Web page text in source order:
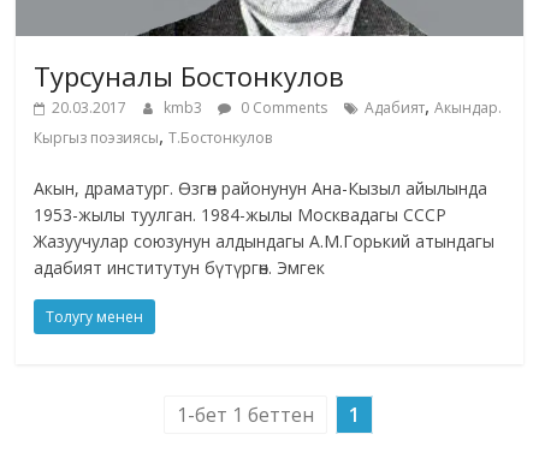
Турсуналы Бостонкулов
20.03.2017 kmb3 0 Comments Адабият,Акындар.
Кыргыз поэзиясы,Т.Бостонкулов
Акын, драматург. Өзгөн районунун Ана-Кызыл айылында
1953-жылы туулган. 1984-жылы Москвадагы СССР
Жазуучулар союзунун алдындагы А.М.Горький атындагы
адабият институтун бүтүргөн. Эмгек
Толугу менен
1-бет 1 беттен 1